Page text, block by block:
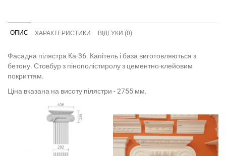
ОПИС ХАРАКТЕРИСТИКИ ВІДГУКИ (0)
Фасадна пілястра Ка-36. Капітель і база виготовляються з
бетону. Стовбур з пінополістиролу з цементно-клейовим
покриттям.
Ціна вказана на висоту пілястри - 2755 мм.